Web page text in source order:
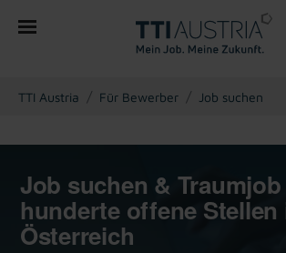
You are here:
TTI Austria Für Bewerber Job suchen
Job suchen &
hunderte offene Stellen
Österreich